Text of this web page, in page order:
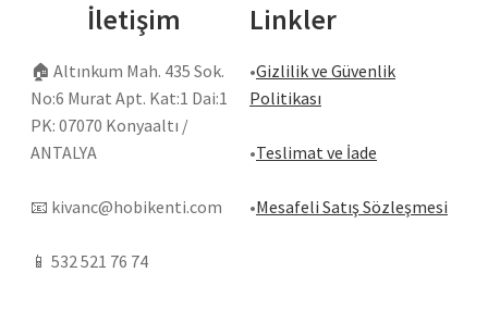
İletişim
🏠 Altınkum Mah. 435 Sok.
No:6 Murat Apt. Kat:1 Dai:1
PK: 07070 Konyaaltı /
ANTALYA
📧 kivanc@hobikenti.com
📱 532 521 76 74
Linkler
•Gizlilik ve Güvenlik
Politikası
•Teslimat ve İade
•Mesafeli Satış Sözleşmesi